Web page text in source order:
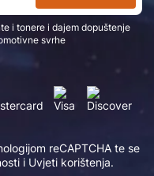
reCAPTCHA te se
i Uvjeti korištenja.
i tonere i dajem dopuštenje
svrhe